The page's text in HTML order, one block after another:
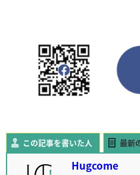
この記事を書いた人 最新
Hugcome